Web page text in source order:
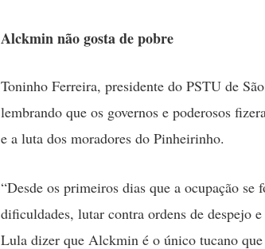
Alckmin não gosta de pobre
Toninho Ferreira, presidente do PSTU de
lembrando que os governos e poderosos
e a luta dos moradores do Pinheirinho.
“Desde os primeiros dias que a ocupação
dificuldades, lutar contra ordens de despejo
Lula dizer que Alckmin é o único tucano